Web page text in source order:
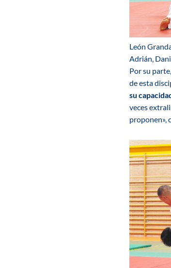
León
Adrián,
Por su
de esta
su
veces
proponen»,